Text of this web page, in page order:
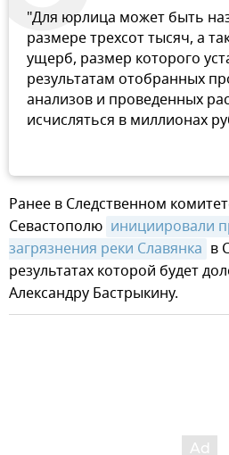
"Для юрлица может быть
размере трехсот тысяч, а
ущерб, размер которого
результатам отобранных
анализов и проведенных
исчисляться в миллионах
Ранее в Следственном
Севастополю инициировали
загрязнения реки Славянка в
результатах которой будет
Александру Бастрыкину.